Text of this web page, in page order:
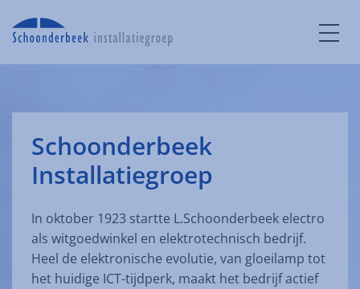
Schoonderbeek
Installatiegroep
In oktober 1923 startte L.Schoonderbeek electro
als witgoedwinkel en elektrotechnisch bedrijf.
Heel de elektronische evolutie, van gloeilamp tot
het huidige ICT-tijdperk, maakt het bedrijf actief